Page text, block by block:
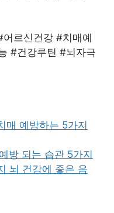
르신건강 #치매예
#건강루틴 #뇌자극
매 예방하는 5가지
방 되는 습관 5가지
뇌 건강에 좋은 음